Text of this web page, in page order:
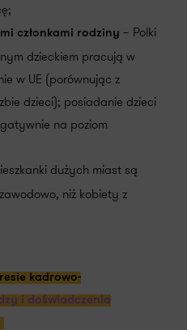
członkami rodziny – Polki
dzieckiem pracują w
w UE (porównując z
dzieci); posiadanie dzieci
na poziom
dużych miast są
niż kobiety z
kadrowo-
i doświadczenia